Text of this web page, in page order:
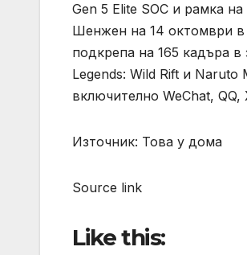
Gen 5 Elite SOC и рамка
Шенжен на 14 октомври в
подкрепа на 165 кадъра
Legends: Wild Rift и
включително WeChat, QQ,
Източник: Това у дома
Source link
Like this: